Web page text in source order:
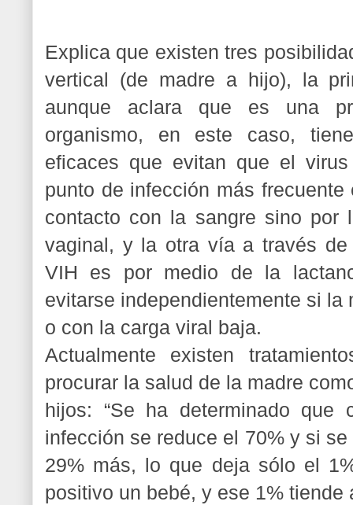
Explica que existen tres
vertical (de madre a hijo), la
aunque aclara que es una
organismo, en este caso,
eficaces que evitan que el
punto de infección más
contacto con la sangre sino por
vaginal, y la otra vía a través
VIH es por medio de la
evitarse independientemente si
o con la carga viral baja.
Actualmente existen
procurar la salud de la madre
hijos: “Se ha determinado que
infección se reduce el 70% y si
29% más, lo que deja sólo el
positivo un bebé, y ese 1% tiende